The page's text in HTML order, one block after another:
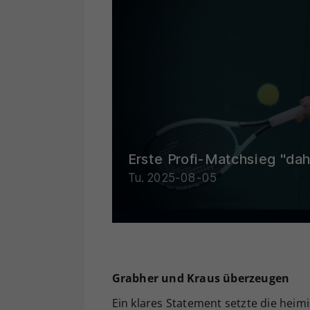
Grabher und Kraus überzeugen
Ein klares Statement setzte die